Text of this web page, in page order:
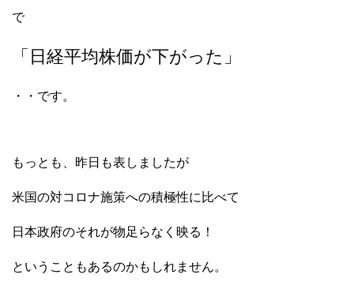
で
「日経平均株価が下がった」
・・です。
もっとも、昨日も表しましたが
米国の対コロナ施策への積極性に比べて
日本政府のそれが物足らなく映る！
ということもあるのかもしれません。